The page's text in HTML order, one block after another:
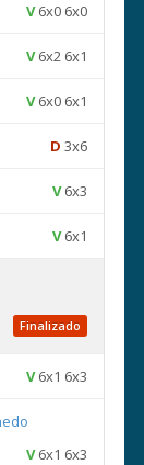
V6x0 6x0
V6x2 6x1
V6x0 6x1
D 3x6
V6x3
V6x1
Finalizado
V6x1 6x3
V6x1 6x3